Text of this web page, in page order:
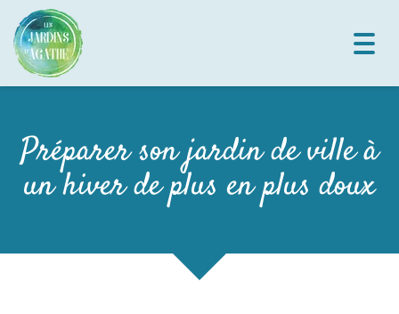
Préparer son jardin de ville à
un hiver de plus en plus doux